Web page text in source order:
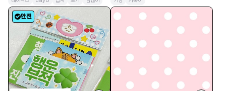
신난영수증926 14조회
급처) 데이식스 겹치는 포카 일괄 판매
[덤 많이 드려요!]
데이식스 day6 급처 포카 덤많이
스윗무드 7조회
행운거북이 지퍼백 키링 에어팟키링
버즈키링 우정 커플 친구선물 생일선
안전